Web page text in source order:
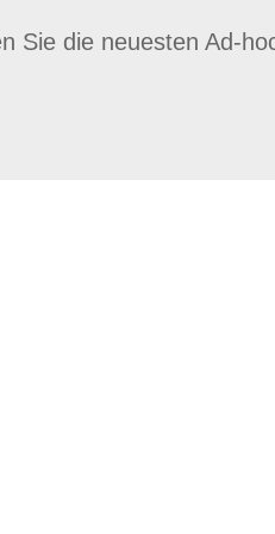
Sie die neuesten Ad-